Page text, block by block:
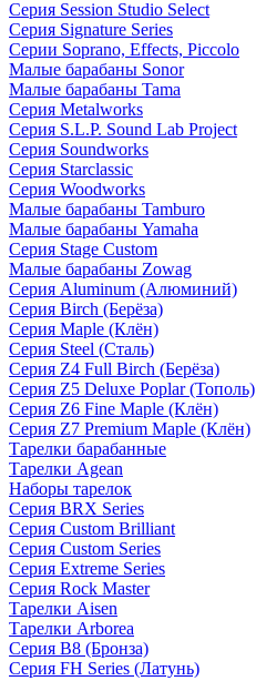
Серия Session Studio Select
Серия Signature Series
Серии Soprano, Effects, Piccolo
Малые барабаны Sonor
Малые барабаны Tama
Серия Metalworks
Серия S.L.P. Sound Lab Project
Серия Soundworks
Серия Starclassic
Серия Woodworks
Малые барабаны Tamburo
Малые барабаны Yamaha
Серия Stage Custom
Малые барабаны Zowag
Серия Aluminum (Алюминий)
Серия Birch (Берёза)
Серия Maple (Клён)
Серия Steel (Сталь)
Серия Z4 Full Birch (Берёза)
Серия Z5 Deluxe Poplar (Тополь)
Серия Z6 Fine Maple (Клён)
Серия Z7 Premium Maple (Клён)
Тарелки барабанные
Тарелки Agean
Наборы тарелок
Серия BRX Series
Серия Custom Brilliant
Серия Custom Series
Серия Extreme Series
Серия Rock Master
Тарелки Aisen
Тарелки Arborea
Серия B8 (Бронза)
Серия FH Series (Латунь)